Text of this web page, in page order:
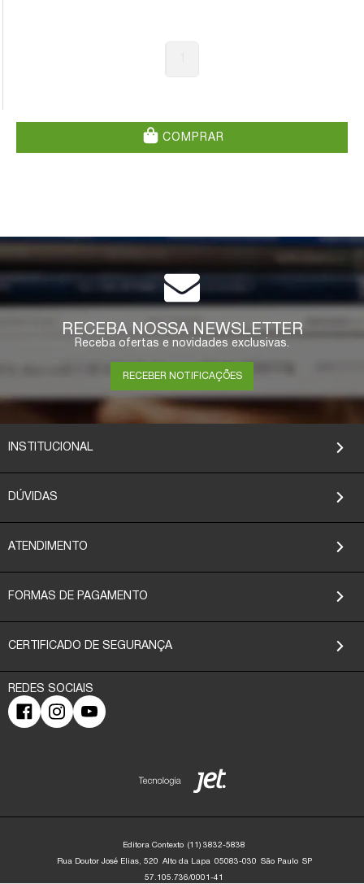
COMPRAR
RECEBA NOSSA NEWSLETTER
Receba ofertas e novidades exclusivas.
RECEBER NOTIFICAÇÕES
INSTITUCIONAL
DÚVIDAS
ATENDIMENTO
FORMAS DE PAGAMENTO
CERTIFICADO DE SEGURANÇA
Editora Contexto (11) 3832-5838
Rua Doutor José Elias, 520 Alto da Lapa 05083-030 São Paulo SP
57.105.736/0001-41